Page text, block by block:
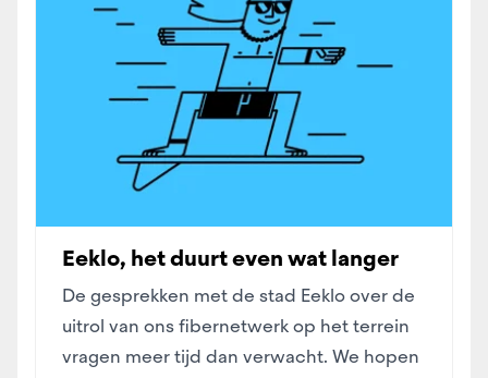
Eeklo, het duurt even wat langer
De gesprekken met de stad Eeklo over de
uitrol van ons fibernetwerk op het terrein
vragen meer tijd dan verwacht. We hopen